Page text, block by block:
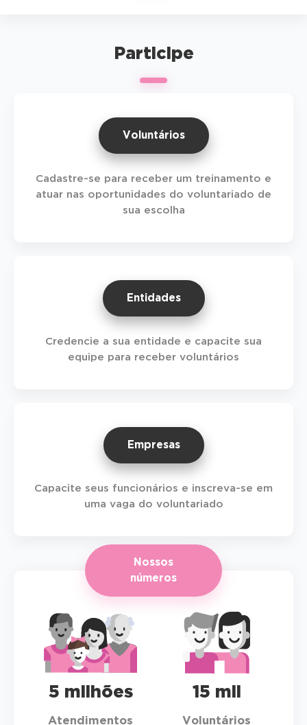
Participe
Voluntários
Cadastre-se para receber um treinamento e
atuar nas oportunidades do voluntariado de
sua escolha
Entidades
Credencie a sua entidade e capacite sua
equipe para receber voluntários
Empresas
Capacite seus funcionários e inscreva-se em
uma vaga do voluntariado
Nossos
números
5 milhões
Atendimentos
15 mil
Voluntários